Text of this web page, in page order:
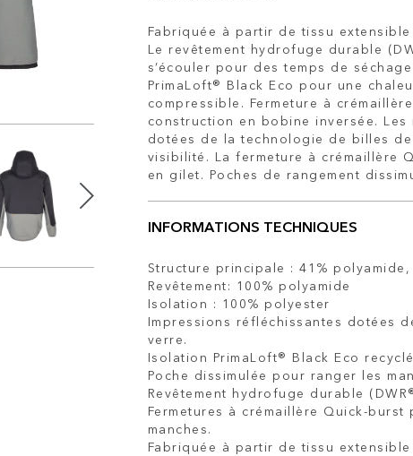
Fabriquée à partir de tissu
Le revêtement hydrofuge durable
s’écouler pour des temps de
PrimaLoft® Black Eco pour une
compressible. Fermeture à
construction en bobine inversée.
dotées de la technologie de billes
visibilité. La fermeture à crémaillère
en gilet. Poches de rangement
INFORMATIONS TECHNIQUES
Structure principale : 41%
Revêtement: 100% polyamide
Isolation : 100% polyester
Impressions réfléchissantes dotées
verre.
Isolation PrimaLoft® Black Eco
Poche dissimulée pour ranger les
Revêtement hydrofuge durable
Fermetures à crémaillère Quick-
manches.
Fabriquée à partir de tissu